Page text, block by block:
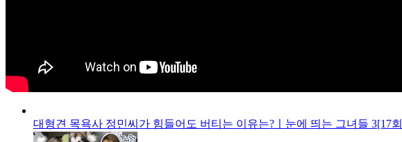
대형견 목욕사 정민씨가 힘들어도 버티는 이유는?ㅣ눈에 띄는 그녀들 3[17